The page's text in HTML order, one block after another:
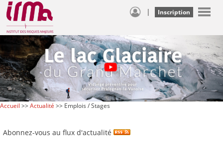
| Inscription
Accueil >>Actualité >> Emplois / Stages
Abonnez-vous au flux d'actualité